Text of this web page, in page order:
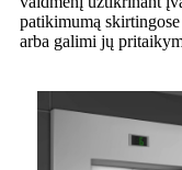
patikimumą
arba galimi jų